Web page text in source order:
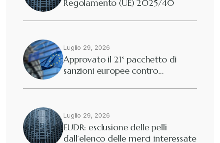
Regolamento (UE) 2025/40
Luglio 29, 2026
Approvato il 21° pacchetto di
sanzioni europee contro…
Luglio 29, 2026
EUDR: esclusione delle pelli
dall’elenco delle merci interessate